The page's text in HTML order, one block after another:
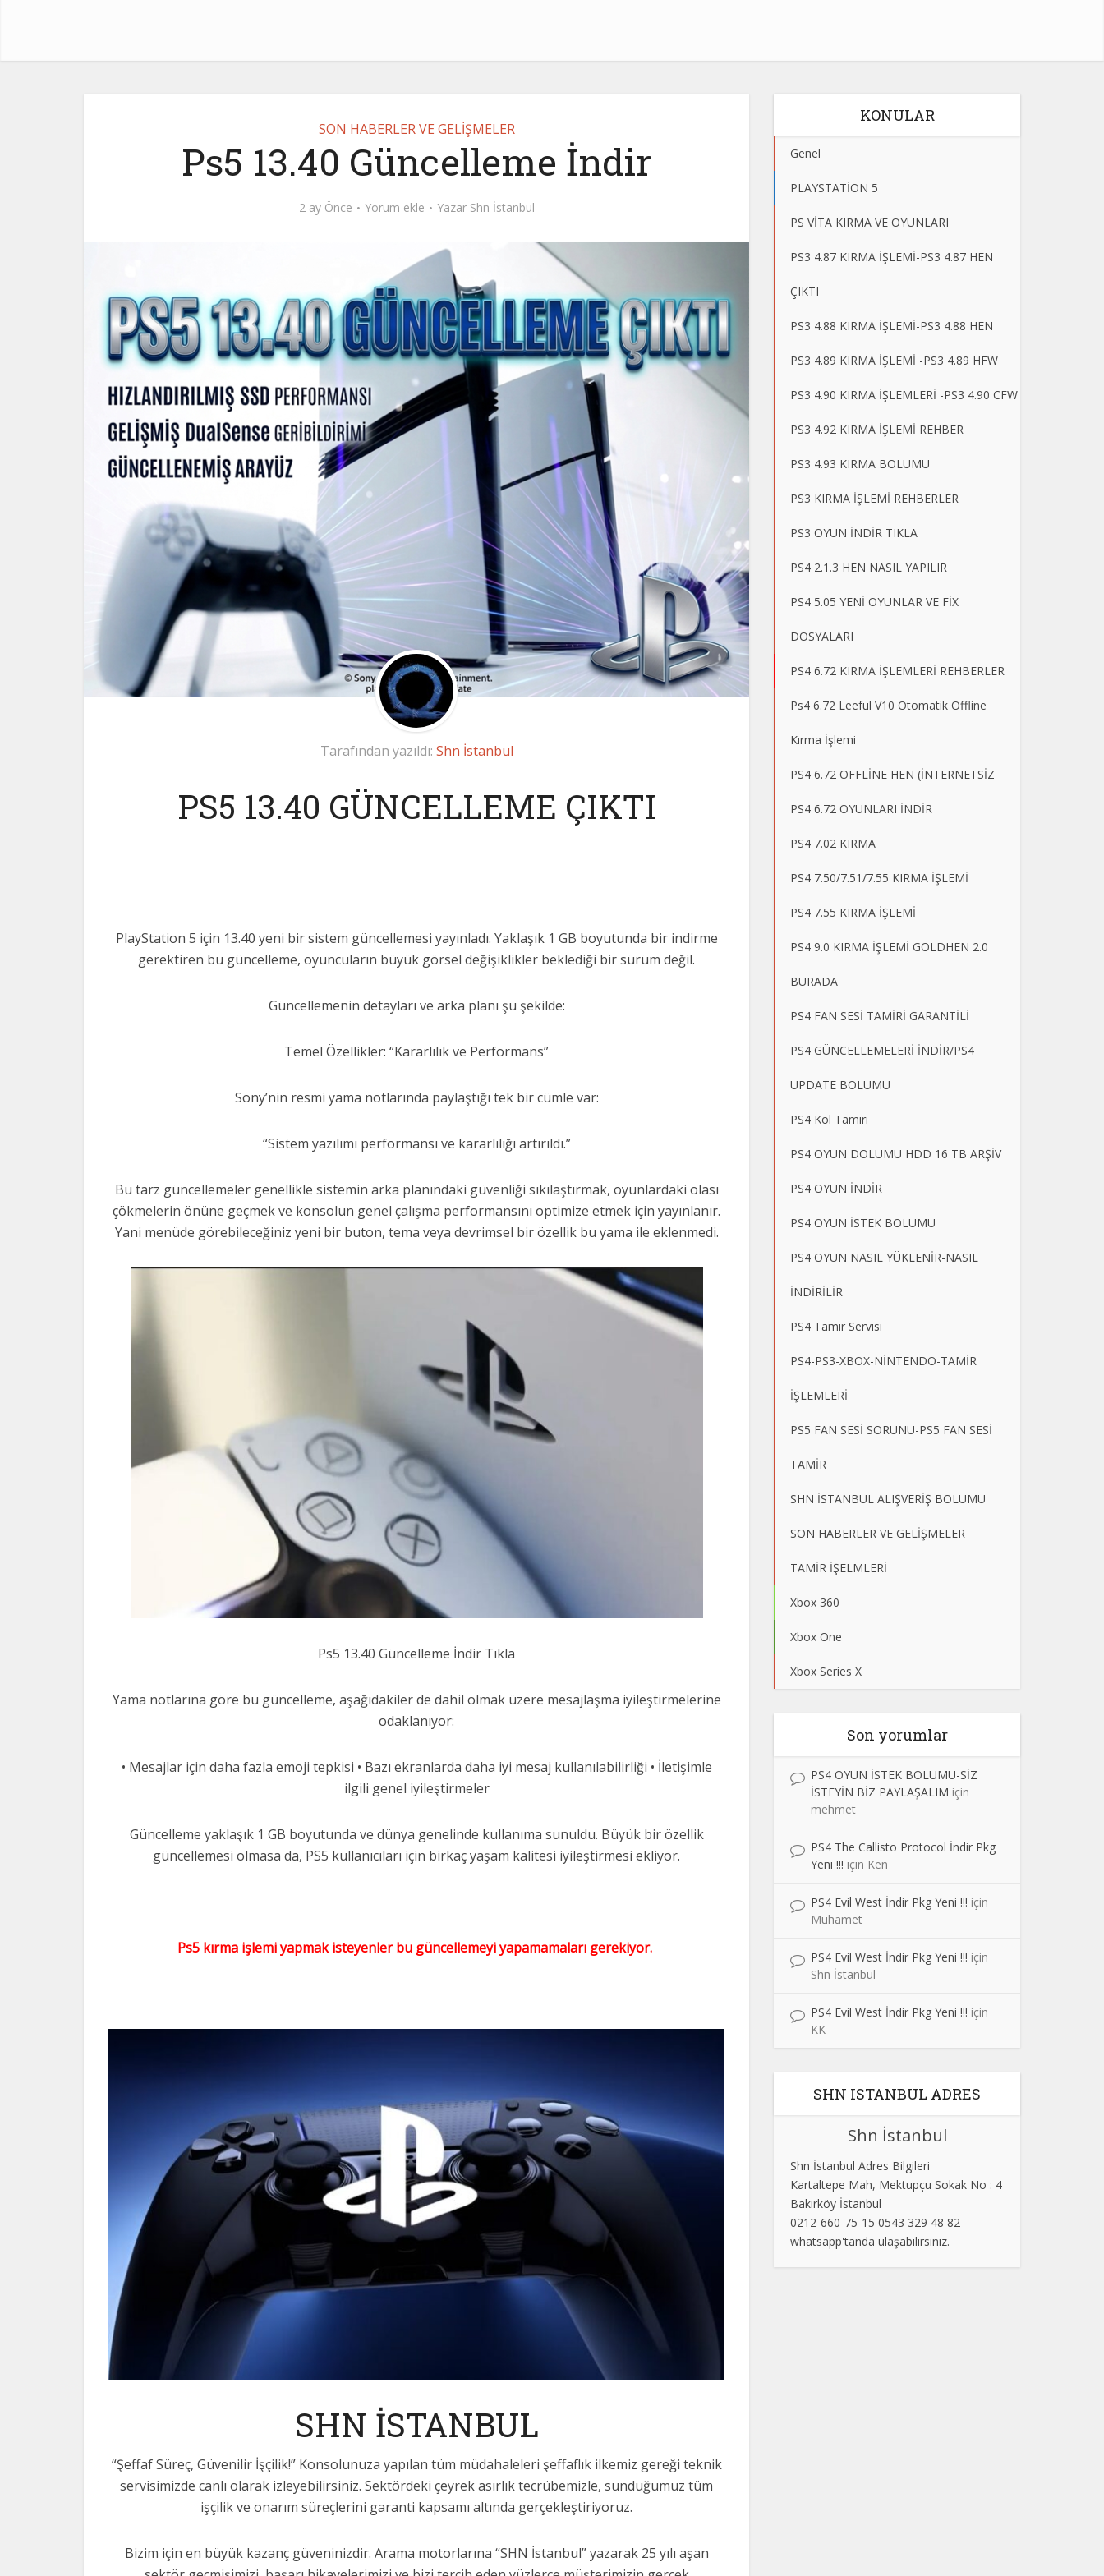
SON HABERLER VE GELİŞMELER
Ps5 13.40 Güncelleme İndir
2 ay Önce Yorum ekle Yazar Shn İstanbul
Tarafından yazıldı: Shn İstanbul
PS5 13.40 GÜNCELLEME ÇIKTI
PlayStation 5 için 13.40 yeni bir sistem güncellemesi yayınladı. Yaklaşık 1 GB boyutunda bir indirme
gerektiren bu güncelleme, oyuncuların büyük görsel değişiklikler beklediği bir sürüm değil.
Güncellemenin detayları ve arka planı şu şekilde:
Temel Özellikler: “Kararlılık ve Performans”
Sony’nin resmi yama notlarında paylaştığı tek bir cümle var:
“Sistem yazılımı performansı ve kararlılığı artırıldı.”
Bu tarz güncellemeler genellikle sistemin arka planındaki güvenliği sıkılaştırmak, oyunlardaki olası
çökmelerin önüne geçmek ve konsolun genel çalışma performansını optimize etmek için yayınlanır.
Yani menüde görebileceğiniz yeni bir buton, tema veya devrimsel bir özellik bu yama ile eklenmedi.
Ps5 13.40 Güncelleme İndir Tıkla
Yama notlarına göre bu güncelleme, aşağıdakiler de dahil olmak üzere mesajlaşma iyileştirmelerine
odaklanıyor:
• Mesajlar için daha fazla emoji tepkisi • Bazı ekranlarda daha iyi mesaj kullanılabilirliği • İletişimle
ilgili genel iyileştirmeler
Güncelleme yaklaşık 1 GB boyutunda ve dünya genelinde kullanıma sunuldu. Büyük bir özellik
güncellemesi olmasa da, PS5 kullanıcıları için birkaç yaşam kalitesi iyileştirmesi ekliyor.
Ps5 kırma işlemi yapmak isteyenler bu güncellemeyi yapamamaları gerekiyor.
SHN İSTANBUL
“Şeffaf Süreç, Güvenilir İşçilik!” Konsolunuza yapılan tüm müdahaleleri şeffaflık ilkemiz gereği teknik
servisimizde canlı olarak izleyebilirsiniz. Sektördeki çeyrek asırlık tecrübemizle, sunduğumuz tüm
işçilik ve onarım süreçlerini garanti kapsamı altında gerçekleştiriyoruz.
Bizim için en büyük kazanç güveninizdir. Arama motorlarına “SHN İstanbul” yazarak 25 yılı aşan
KONULAR
Genel
PLAYSTATİON 5
PS VİTA KIRMA VE OYUNLARI
PS3 4.87 KIRMA İŞLEMİ-PS3 4.87 HEN
ÇIKTI
PS3 4.88 KIRMA İŞLEMİ-PS3 4.88 HEN
PS3 4.89 KIRMA İŞLEMİ -PS3 4.89 HFW
PS3 4.90 KIRMA İŞLEMLERİ -PS3 4.90 CFW
PS3 4.92 KIRMA İŞLEMİ REHBER
PS3 4.93 KIRMA BÖLÜMÜ
PS3 KIRMA İŞLEMİ REHBERLER
PS3 OYUN İNDİR TIKLA
PS4 2.1.3 HEN NASIL YAPILIR
PS4 5.05 YENİ OYUNLAR VE FİX
DOSYALARI
PS4 6.72 KIRMA İŞLEMLERİ REHBERLER
Ps4 6.72 Leeful V10 Otomatik Offline
Kırma İşlemi
PS4 6.72 OFFLİNE HEN (İNTERNETSİZ
PS4 6.72 OYUNLARI İNDİR
PS4 7.02 KIRMA
PS4 7.50/7.51/7.55 KIRMA İŞLEMİ
PS4 7.55 KIRMA İŞLEMİ
PS4 9.0 KIRMA İŞLEMİ GOLDHEN 2.0
BURADA
PS4 FAN SESİ TAMİRİ GARANTİLİ
PS4 GÜNCELLEMELERİ İNDİR/PS4
UPDATE BÖLÜMÜ
PS4 Kol Tamiri
PS4 OYUN DOLUMU HDD 16 TB ARŞİV
PS4 OYUN İNDİR
PS4 OYUN İSTEK BÖLÜMÜ
PS4 OYUN NASIL YÜKLENİR-NASIL
İNDİRİLİR
PS4 Tamir Servisi
PS4-PS3-XBOX-NİNTENDO-TAMİR
İŞLEMLERİ
PS5 FAN SESİ SORUNU-PS5 FAN SESİ
TAMİR
SHN İSTANBUL ALIŞVERİŞ BÖLÜMÜ
SON HABERLER VE GELİŞMELER
TAMİR İŞELMLERİ
Xbox 360
Xbox One
Xbox Series X
Son yorumlar
PS4 OYUN İSTEK BÖLÜMÜ-SİZ
İSTEYİN BİZ PAYLAŞALIM için
mehmet
PS4 The Callisto Protocol İndir Pkg
Yeni !!! için Ken
PS4 Evil West İndir Pkg Yeni !!! için
Muhamet
PS4 Evil West İndir Pkg Yeni !!! için
Shn İstanbul
PS4 Evil West İndir Pkg Yeni !!! için
KK
SHN ISTANBUL ADRES
Shn İstanbul
Shn İstanbul Adres Bilgileri
Kartaltepe Mah, Mektupçu Sokak No : 4
Bakırköy İstanbul
0212-660-75-15 0543 329 48 82
whatsapp'tanda ulaşabilirsiniz.